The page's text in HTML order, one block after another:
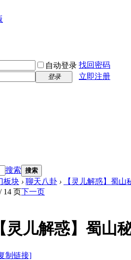
自动登录 找回密码
登录 立即注册
搜索 搜索
板块 › 聊天八卦 ›
【灵儿解惑】蜀
/ 14 页下一页
【灵儿解惑】蜀山
制链接]